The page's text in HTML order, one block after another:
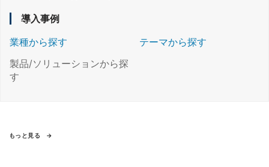
導入事例
業種から探す
テーマから探す
製品/ソリューションから探
す
もっと見る